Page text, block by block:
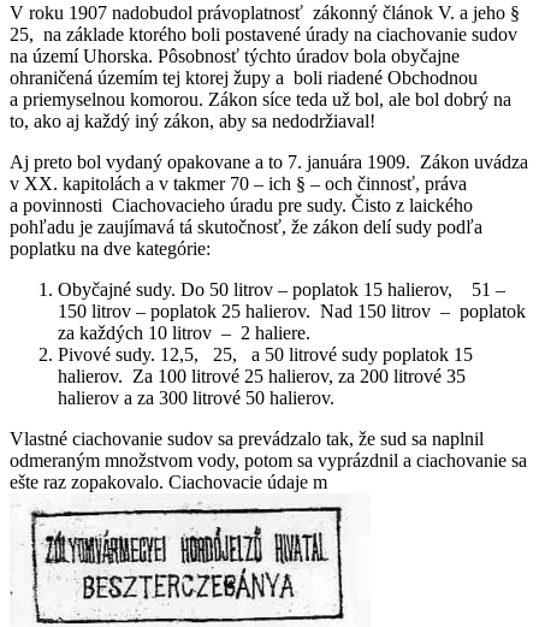
V roku 1907 nadobudol právoplatnosť zákonný článok V. a jeho §
25, na základe ktorého boli postavené úrady na ciachovanie sudov
na území Uhorska. Pôsobnosť týchto úradov bola obyčajne
ohraničená územím tej ktorej župy a boli riadené Obchodnou
a priemyselnou komorou. Zákon síce teda už bol, ale bol dobrý na
to, ako aj každý iný zákon, aby sa nedodržiaval!
Aj preto bol vydaný opakovane a to 7. januára 1909. Zákon uvádza
v XX. kapitolách a v takmer 70 – ich § – och činnosť, práva
a povinnosti Ciachovacieho úradu pre sudy. Čisto z laického
pohľadu je zaujímavá tá skutočnosť, že zákon delí sudy podľa
poplatku na dve kategórie:
Obyčajné sudy. Do 50 litrov – poplatok 15 halierov, 51 –
150 litrov – poplatok 25 halierov. Nad 150 litrov – poplatok
za každých 10 litrov – 2 haliere.
Pivové sudy. 12,5, 25, a 50 litrové sudy poplatok 15
halierov. Za 100 litrové 25 halierov, za 200 litrové 35
halierov a za 300 litrové 50 halierov.
Vlastné ciachovanie sudov sa prevádzalo tak, že sud sa naplnil
odmeraným množstvom vody, potom sa vyprázdnil a ciachovanie sa
ešte raz zopakovalo. Ciachovacie údaje m